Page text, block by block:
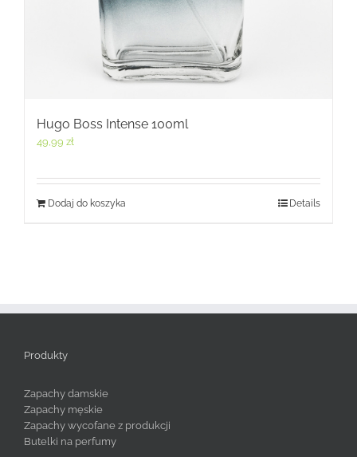
Hugo Boss Intense 100ml
49,99 zł
Dodaj do koszyka Details
Produkty
Zapachy damskie
Zapachy męskie
Zapachy wycofane z produkcji
Butelki na perfumy